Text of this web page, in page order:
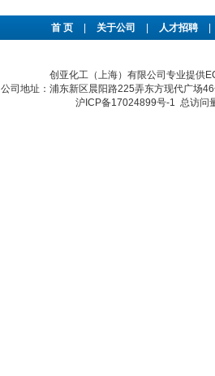
首 页 关于公司 人才招聘
创亚化工（上海）有限公司专业提供
公司地址：浦东新区晨阳路225弄东方现代广场
沪ICP备17024899号-1 总访问